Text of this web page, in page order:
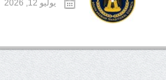
يوليو 12, 2026